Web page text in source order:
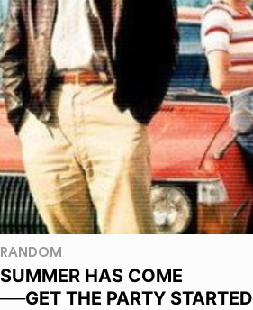
RANDOM
SUMMER HAS COME
──GET THE PARTY STARTED